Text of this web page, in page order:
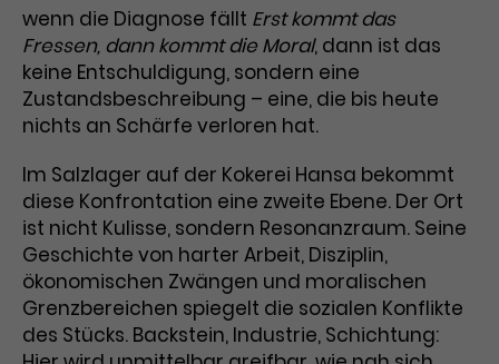
wenn die Diagnose fällt Erst kommt das
Fressen, dann kommt die Moral, dann ist das
keine Entschuldigung, sondern eine
Zustandsbeschreibung – eine, die bis heute
nichts an Schärfe verloren hat.
Im Salzlager auf der Kokerei Hansa bekommt
diese Konfrontation eine zweite Ebene. Der Ort
ist nicht Kulisse, sondern Resonanzraum. Seine
Geschichte von harter Arbeit, Disziplin,
ökonomischen Zwängen und moralischen
Grenzbereichen spiegelt die sozialen Konflikte
des Stücks. Backstein, Industrie, Schichtung: